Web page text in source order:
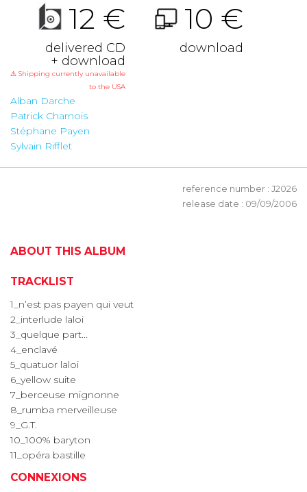
12 €
delivered CD
+ download
⚠ Shipping currently unavailable
to the USA
10 €
download
Alban Darche
Patrick Charnois
Stéphane Payen
Sylvain Rifflet
reference number : J2026
release date : 09/09/2006
ABOUT THIS ALBUM
TRACKLIST
1_n’est pas payen qui veut
2_interlude laloi
3_quelque part...
4_enclavé
5_quatuor laloi
6_yellow suite
7_berceuse mignonne
8_rumba merveilleuse
9_G.T.
10_100% baryton
11_opéra bastille
CONNEXIONS